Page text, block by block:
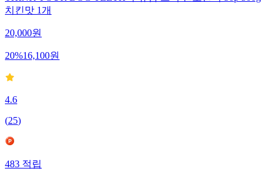
치킨맛 1개
20,000원
20%16,100원
4.6
(25)
483적립